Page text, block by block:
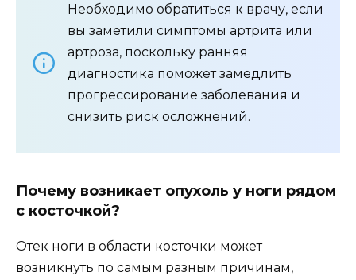
Необходимо обратиться к врачу, если
вы заметили симптомы артрита или
артроза, поскольку ранняя
диагностика поможет замедлить
прогрессирование заболевания и
снизить риск осложнений.
Почему возникает опухоль у ноги рядом
с косточкой?
Отек ноги в области косточки может
возникнуть по самым разным причинам,